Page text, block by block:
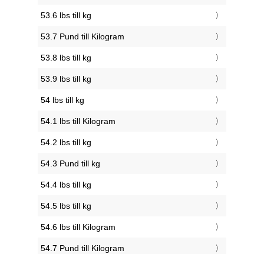
53.6 lbs till kg
53.7 Pund till Kilogram
53.8 lbs till kg
53.9 lbs till kg
54 lbs till kg
54.1 lbs till Kilogram
54.2 lbs till kg
54.3 Pund till kg
54.4 lbs till kg
54.5 lbs till kg
54.6 lbs till Kilogram
54.7 Pund till Kilogram